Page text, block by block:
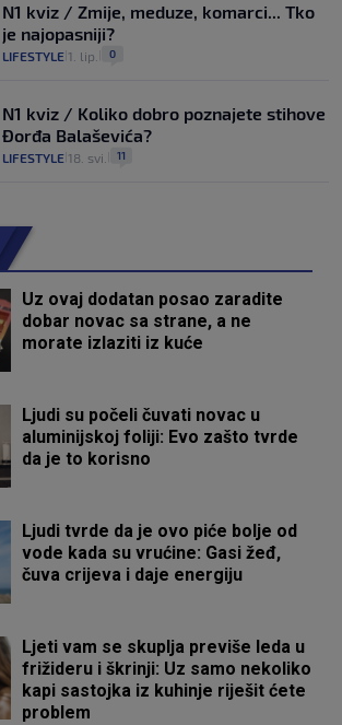
N1 kviz / Zmije, meduze, komarci... Tko
je najopasniji?
LIFESTYLE 1. lip. 0
N1 kviz / Koliko dobro poznajete stihove
Đorđa Balaševića?
LIFESTYLE 18. svi. 11
Uz ovaj dodatan posao zaradite
dobar novac sa strane, a ne
morate izlaziti iz kuće
Ljudi su počeli čuvati novac u
aluminijskoj foliji: Evo zašto tvrde
da je to korisno
Ljudi tvrde da je ovo piće bolje od
vode kada su vrućine: Gasi žeđ,
čuva crijeva i daje energiju
Ljeti vam se skuplja previše leda u
frižideru i škrinji: Uz samo nekoliko
kapi sastojka iz kuhinje riješit ćete
problem